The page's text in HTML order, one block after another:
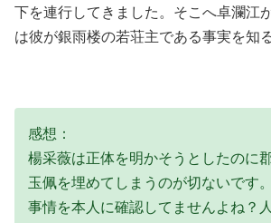
下を連行してきました。そこへ卓瀾江
は彼が銀雨楼の若荘主である事実を知
感想：
楊采薇は正体を明かそうとしたのに
玉佩を埋めてしまうのが切ないです
事情を本人に確認してませんよね？